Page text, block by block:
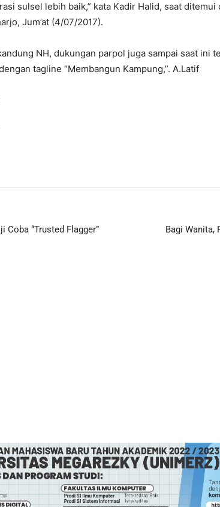
sulsel lebih baik,” kata Kadir Halid, saat ditemui
Jum’at (4/07/2017).
NH, dukungan parpol juga sampai saat ini
tagline “Membangun Kampung,”. A.Latif
Coba “Trusted Flagger”
Bagi Wanita,